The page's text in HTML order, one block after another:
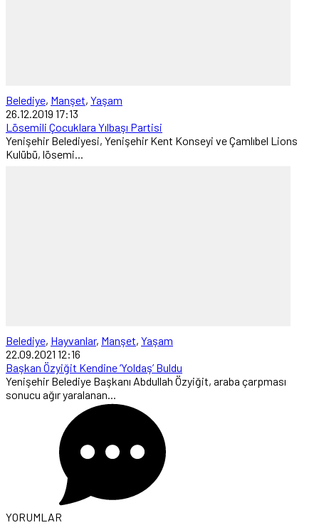
Belediye, Manşet, Yaşam
26.12.2019 17:13
Lösemili Çocuklara Yılbaşı Partisi
Yenişehir Belediyesi, Yenişehir Kent Konseyi ve Çamlıbel Lions
Kulübü, lösemi...
Belediye, Hayvanlar, Manşet, Yaşam
22.09.2021 12:16
Başkan Özyiğit Kendine ‘Yoldaş’ Buldu
Yenişehir Belediye Başkanı Abdullah Özyiğit, araba çarpması
sonucu ağır yaralanan...
YORUMLAR